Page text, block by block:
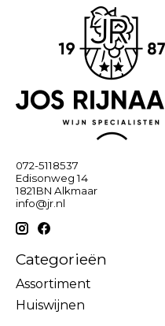
072-5118537
Edisonweg 14
1821BN Alkmaar
info@jr.nl
Categorieën
Assortiment
Huiswijnen